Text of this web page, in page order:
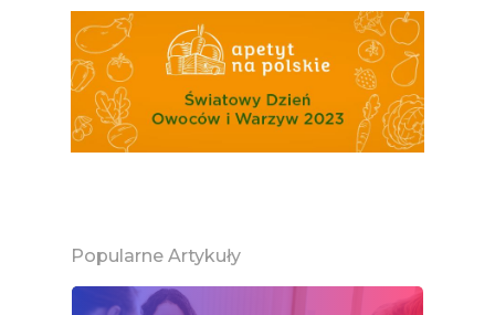
Popularne Artykuły
Ziemniak
Jemy Eko Warzywa I
Owoce
Polskie Forum